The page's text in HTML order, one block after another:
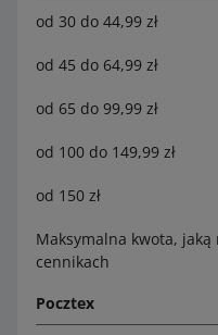
od 30 do 44,99 zł
od 45 do 64,99 zł
od 65 do 99,99 zł
od 100 do 149,99 zł
od 150 zł
Maksymalna kwota,
cennikach
Pocztex